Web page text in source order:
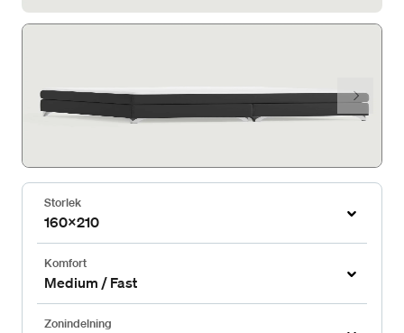
Storlek
160x210
Komfort
Medium / Fast
Zonindelning